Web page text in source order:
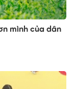
mình của dân